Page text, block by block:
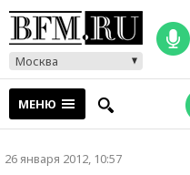
Москва
МЕНЮ
26 января 2012, 10:57